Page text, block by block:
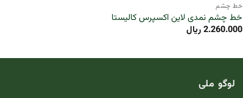
خط چشم
خط چشم نمدی لاین اکسپرس کالیستا
2.260.000ریال
لوگو ملی